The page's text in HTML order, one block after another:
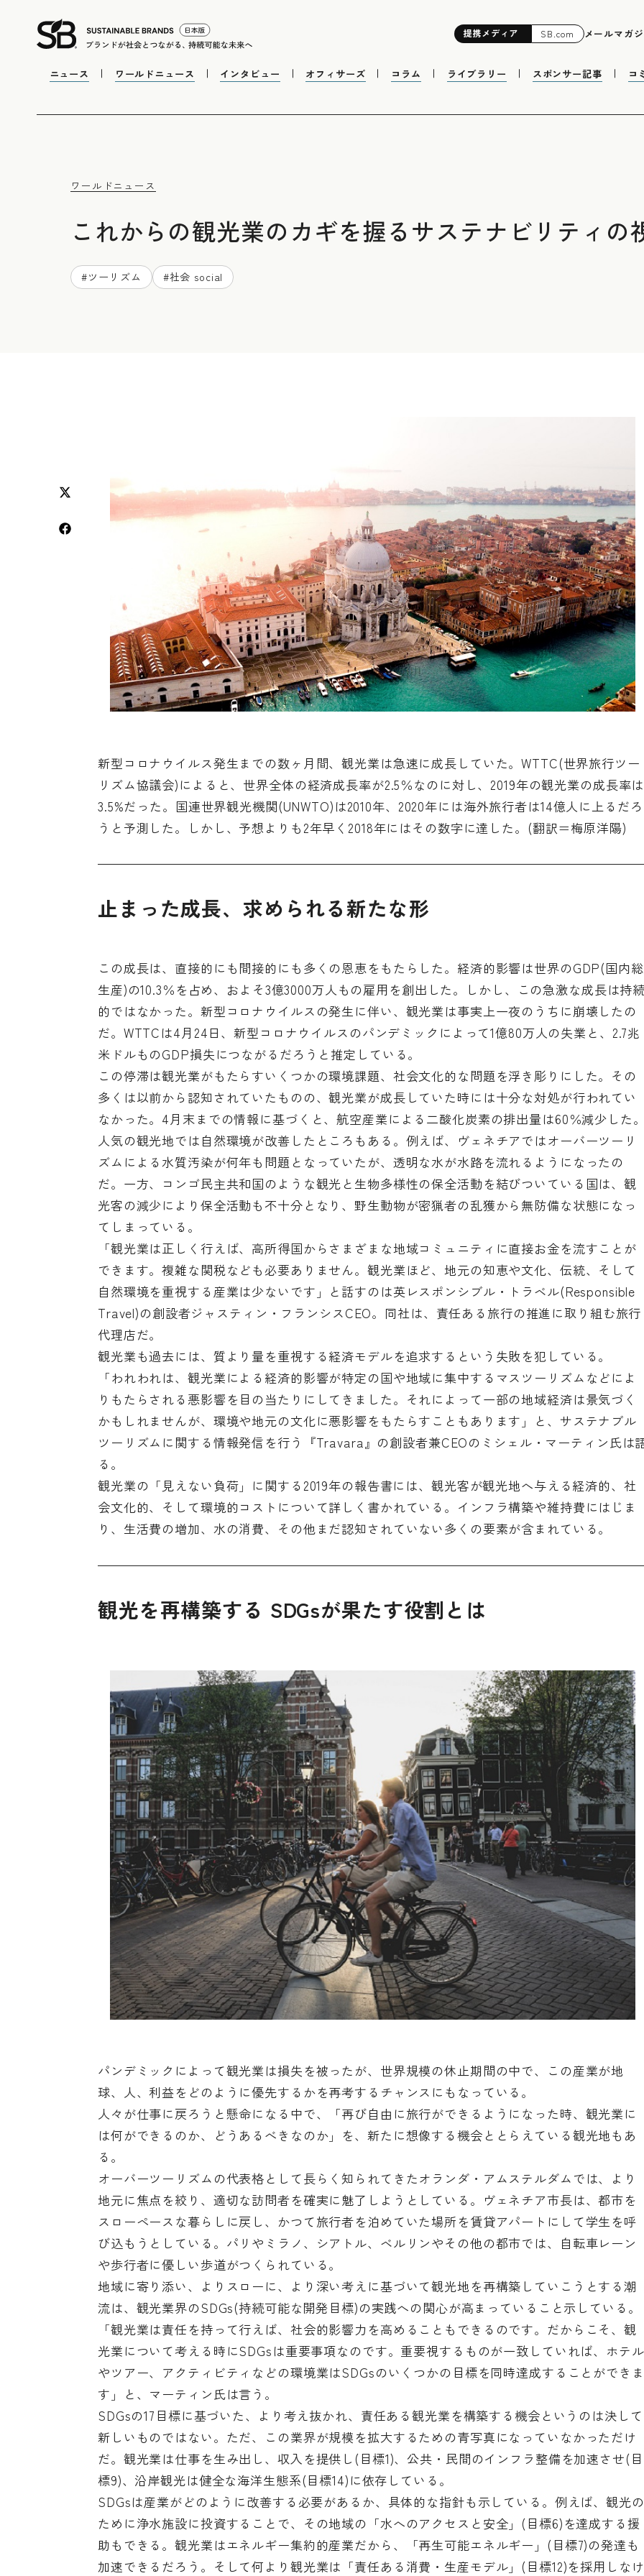
提携メディア SB.com メールマガ
ニュース ワールドニュース インタビュー オフィサーズ コラム ライブラリー スポンサー記事 コ
ワールドニュース
これからの観光業のカギを握るサステナビリティの
#ツーリズム #社会 social
新型コロナウイルス発生までの数ヶ月間、観光業は急速に成長していた。WTTC(世界旅行ツー
リズム協議会)によると、世界全体の経済成長率が2.5％なのに対し、2019年の観光業の成長率は
3.5%だった。国連世界観光機関(UNWTO)は2010年、2020年には海外旅行者は14億人に上るだろ
うと予測した。しかし、予想よりも2年早く2018年にはその数字に達した。(翻訳＝梅原洋陽)
止まった成長、求められる新たな形
この成長は、直接的にも間接的にも多くの恩恵をもたらした。経済的影響は世界のGDP(国内総
生産)の10.3％を占め、およそ3億3000万人もの雇用を創出した。しかし、この急激な成長は持
的ではなかった。新型コロナウイルスの発生に伴い、観光業は事実上一夜のうちに崩壊したの
だ。WTTCは4月24日、新型コロナウイルスのパンデミックによって1億80万人の失業と、2.7兆
米ドルものGDP損失につながるだろうと推定している。
この停滞は観光業がもたらすいくつかの環境課題、社会文化的な問題を浮き彫りにした。その
多くは以前から認知されていたものの、観光業が成長していた時には十分な対処が行われてい
なかった。4月末までの情報に基づくと、航空産業による二酸化炭素の排出量は60％減少した
人気の観光地では自然環境が改善したところもある。例えば、ヴェネチアではオーバーツーリ
ズムによる水質汚染が何年も問題となっていたが、透明な水が水路を流れるようになったの
だ。一方、コンゴ民主共和国のような観光と生物多様性の保全活動を結びついている国は、観
光客の減少により保全活動も不十分となり、野生動物が密猟者の乱獲から無防備な状態になっ
てしまっている。
「観光業は正しく行えば、高所得国からさまざまな地域コミュニティに直接お金を流すことが
できます。複雑な関税なども必要ありません。観光業ほど、地元の知恵や文化、伝統、そして
自然環境を重視する産業は少ないです」と話すのは英 レスポンシブル・トラベル(Responsible
Travel)の創設者ジャスティン・フランシスCEO。同社は、責任ある旅行の推進に取り組む旅行
代理店だ。
観光業も過去には、質より量を重視する経済モデルを追求するという失敗を犯している。
「われわれは、観光業による経済的影響が特定の国や地域に集中するマスツーリズムなどによ
りもたらされる悪影響を目の当たりにしてきました。それによって一部の地域経済は景気づく
かもしれませんが、環境や地元の文化に悪影響をもたらすこともあります」と、サステナブル
ツーリズムに関する情報発信を行う
『Travara』 の創設者兼CEOのミシェル・マーティン氏は
る。
観光業の「見えない負荷」に関する2019年の報告書には、観光客が観光地へ与える経済的、社
会文化的、そして環境的コストについて詳しく書かれている。インフラ構築や維持費にはじま
り、生活費の増加、水の消費、その他まだ認知されていない多くの要素が含まれている。
観光を再構築する SDGsが果たす役割とは
パンデミックによって観光業は損失を被ったが、世界規模の休止期間の中で、この産業が地
球、人、利益をどのように優先するかを再考するチャンスにもなっている。
人々が仕事に戻ろうと懸命になる中で、「再び自由に旅行ができるようになった時、観光業に
は何ができるのか、どうあるべきなのか」を、新たに想像する機会ととらえている観光地もあ
る。
オーバーツーリズムの代表格として長らく知られてきたオランダ・アムステルダムでは、より
地元に焦点を絞り、適切な訪問者を確実に魅了しようとしている。ヴェネチア市長は、都市を
スローペースな暮らしに戻し、かつて旅行者を泊めていた場所を賃貸アパートにして学生を呼
び込もうとしている。パリやミラノ、シアトル、ベルリンやその他の都市では、自転車レーン
や歩行者に優しい歩道がつくられている。
地域に寄り添い、よりスローに、より深い考えに基づいて観光地を再構築していこうとする潮
流は、観光業界のSDGs(持続可能な開発目標)の実践への関心が高まっていること示している。
「観光業は責任を持って行えば、社会的影響力を高めることもできるのです。だからこそ、観
光業について考える時にSDGsは重要事項なのです。重要視するものが一致していれば、ホテル
やツアー、アクティビティなどの環境業はSDGsのいくつかの目標を同時達成することができま
す」と、マーティン氏は言う。
SDGsの17目標に基づいた、より考え抜かれ、責任ある観光業を構築する機会というのは決して
新しいものではない。ただ、この業界が規模を拡大するための青写真になっていなかっただけ
だ。観光業は仕事を生み出し、収入を提供し(目標1)、公共・民間のインフラ整備を加速させ(目
標9)、沿岸観光は健全な海洋生態系(目標14)に依存している。
SDGsは産業がどのように改善する必要があるか、具体的な指針も示している。例えば、観光の
ために浄水施設に投資することで、その地域の「水へのアクセスと安全」(目標6)を達成する援
助もできる。観光業はエネルギー集約的産業だから、「再生可能エネルギー」(目標7)の発達も
加速できるだろう。そして何より観光業は「責任ある消費・生産モデル」(目標12)を採用しなけ